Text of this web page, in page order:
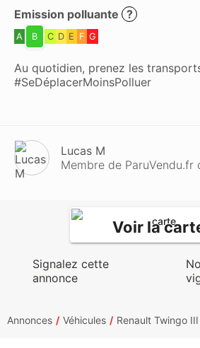
Emission polluante ?
A B C D E F G
Au quotidien, prenez les
#SeDéplacerMoinsPolluer
Lucas M
Membre de ParuVendu.fr
Voir la
Signalez cette
annonce
Annonces Véhicules Renault Twingo III